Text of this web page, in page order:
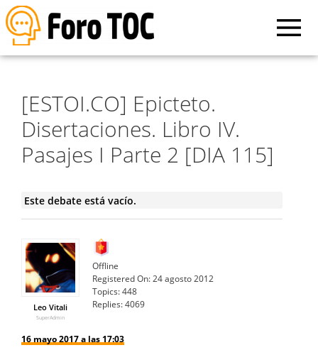
[ESTOI.CO] Epicteto.
Disertaciones. Libro IV.
Pasajes I Parte 2 [DIA 115]
Este debate está vacío.
Leo Vitali
SuperAdmin
Offline
Registered On:24 agosto 2012
Topics:448
Replies:4069
16 mayo 2017 a las 17:03